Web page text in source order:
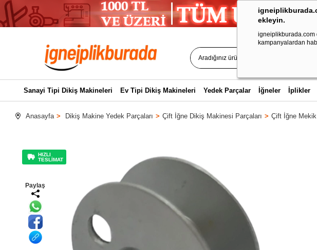
ekleyin.
igneiplikburada.com
kampanyalardan
Sanayi Tipi Dikiş Makineleri Ev Tipi Dikiş Makineleri Yedek Parçalar İğneler İplikler
Anasayfa Dikiş Makine Yedek Parçaları Çift İğne Dikiş Makinesi Parçaları Çift İğne
HIZLI
TESLİMAT
Paylaş